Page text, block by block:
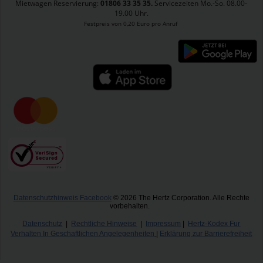
Mietwagen Reservierung:01806 33 35 35. Servicezeiten Mo.-So. 08.00-
19.00 Uhr.
Festpreis von 0,20 Euro pro Anruf
Datenschutzhinweis Facebook​ © 2026 The Hertz Corporation. Alle Rechte
vorbehalten.
Datenschutz Rechtliche Hinweise Impressum
Hertz-Kodex Fur
Verhalten In Geschaftlichen Angelegenheiten
Erklärung zur Barrierefreiheit